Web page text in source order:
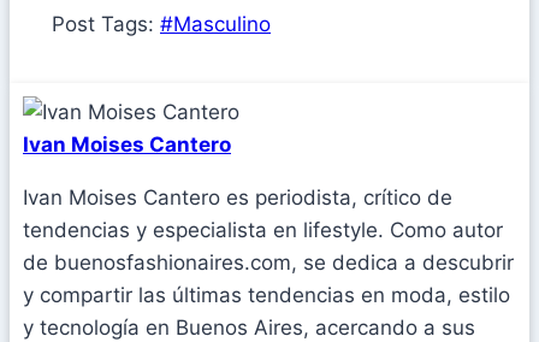
Post Tags: #Masculino
Ivan Moises Cantero
Ivan Moises Cantero es periodista, crítico de
tendencias y especialista en lifestyle. Como autor
de buenosfashionaires.com, se dedica a descubrir
y compartir las últimas tendencias en moda, estilo
y tecnología en Buenos Aires, acercando a sus